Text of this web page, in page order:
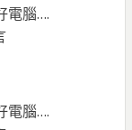
電腦….
電腦….